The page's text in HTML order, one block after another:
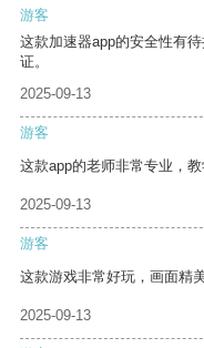
游客
这款加速器app的安全性有
证。
2025-09-13
游客
这款app的老师非常专业，
2025-09-13
游客
这款游戏非常好玩，画面精
2025-09-13